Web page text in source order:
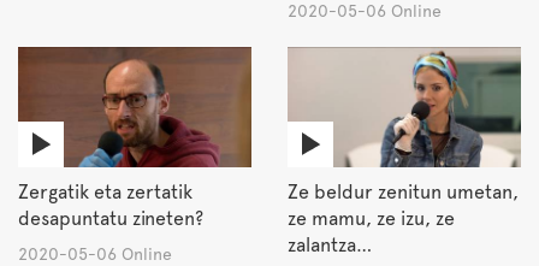
2020-05-06 Online
Zergatik eta zertatik
desapuntatu zineten?
2020-05-06 Online
Ze beldur zenitun umetan,
ze mamu, ze izu, ze
zalantza…